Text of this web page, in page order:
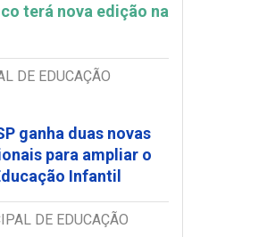
terá nova edição na
DE EDUCAÇÃO
ganha duas novas
para ampliar o
Infantil
DE EDUCAÇÃO